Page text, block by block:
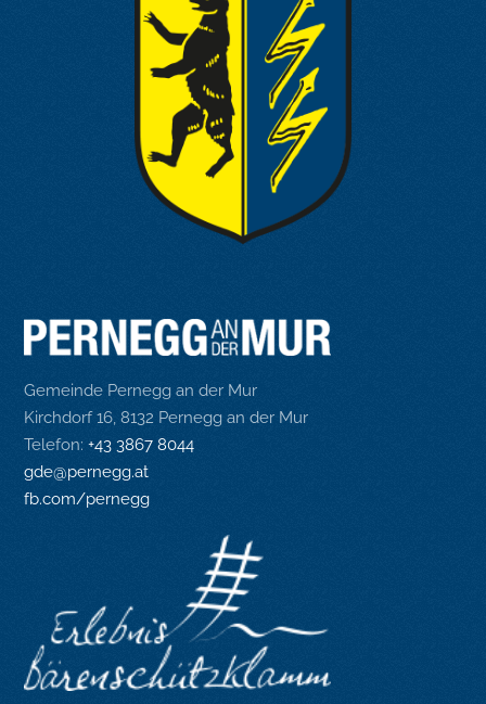
Gemeinde Pernegg an der Mur
Kirchdorf 16, 8132 Pernegg an der Mur
Telefon:+43 3867 8044
gde@pernegg.at
fb.com/pernegg